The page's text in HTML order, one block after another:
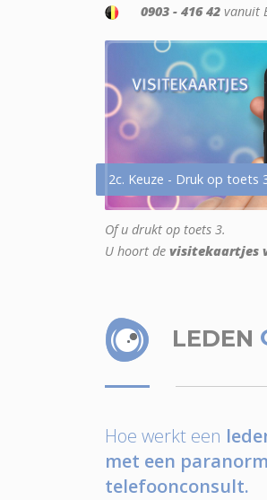
0903 - 416 42 vanuit
2c. Keuze - Druk op toets
Of u drukt op toets 3.
U hoort de visitekaartjes
LEDEN
Hoe werkt een
met een
telefoonconsult.